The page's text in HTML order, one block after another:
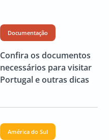
Documentação
Confira os documentos
necessários para visitar
Portugal e outras dicas
América do Sul